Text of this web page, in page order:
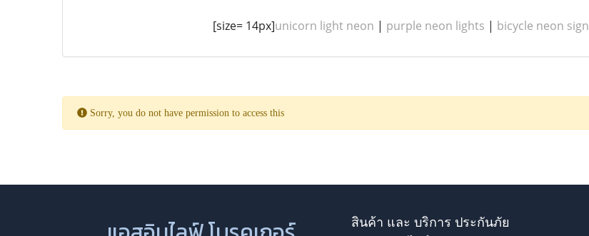
[size= 14px]unicorn light neon | purple neon lights | bicycle neon sign
Sorry, you do not have permission to access this
สินค้า และ บริการ ประกันภัย